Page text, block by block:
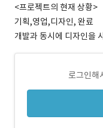
<프로젝트의 현재 상황>
기획,영업,디자인, 완료
개발과 동시에 디자인을
로그인해